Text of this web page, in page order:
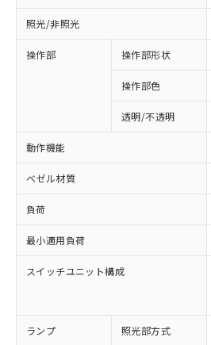
照光/非照光
操作部 操作部形状
操作部色
透明/不透明
動作機能
ベゼル材質
負荷
最小適用負荷
スイッチユニット構成
ランプ 照光部方式